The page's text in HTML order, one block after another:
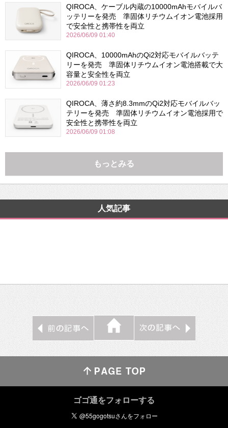
QIROCA、ケーブル内蔵の10000mAhモバイルバ
ッテリーを発売 準固体リチウムイオン電池採用
で安全性と携帯性を両立
2026/06/09 01:40
QIROCA、10000mAhのQi2対応モバイルバッテ
リーを発売 準固体リチウムイオン電池搭載で大
容量と安全性を両立
2026/06/09 01:23
QIROCA、薄さ約8.3mmのQi2対応モバイルバッ
テリーを発売 準固体リチウムイオン電池採用で
安全性と携帯性を両立
2026/06/09 01:08
もっとみる
人気記事
ゴゴ通をフォローする